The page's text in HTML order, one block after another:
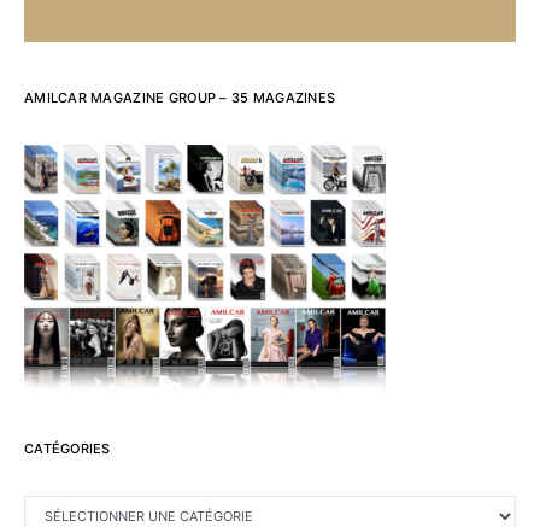
AMILCAR MAGAZINE GROUP – 35 MAGAZINES
CATÉGORIES
CATÉGORIES